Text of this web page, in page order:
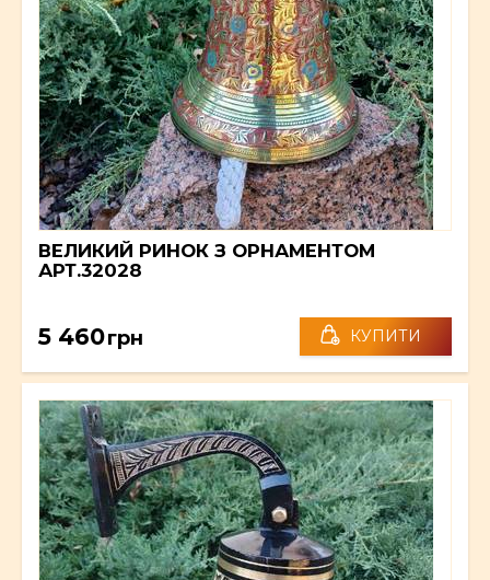
ВЕЛИКИЙ РИНОК З ОРНАМЕНТОМ
АРТ.32028
5 460грн КУПИТИ